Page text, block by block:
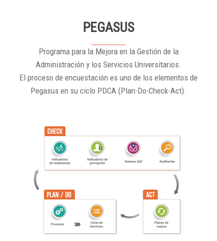
PEGASUS
Programa para la Mejora en la Gestión de la
Administración y los Servicios Universitarios.
El proceso de encuestación es uno de los elementos de
Pegasus en su ciclo PDCA (Plan-Do-Check-Act).